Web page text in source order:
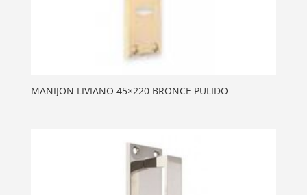
MANIJON LIVIANO 45×220 BRONCE PULIDO